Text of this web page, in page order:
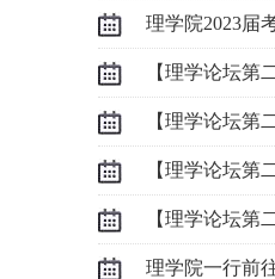
理学院2023届
【理学论坛第
【理学论坛第
【理学论坛第
【理学论坛第
究”专题讲座
理学院一行前